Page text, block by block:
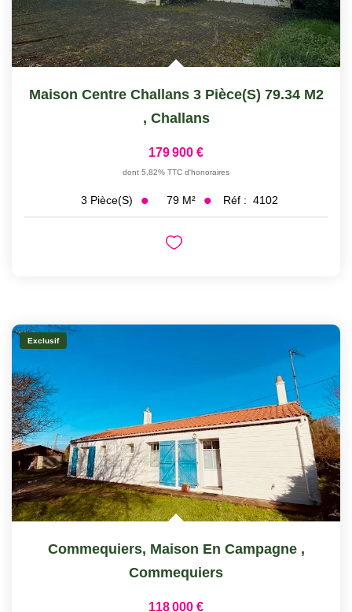
Maison Centre Challans 3 Pièce(s) 79.34 M2
, Challans
179 900 €
dont 5,82% TTC d'honoraires
3 Pièce(s) 79 M² Réf : 4102
Exclusif
Commequiers, Maison En Campagne ,
Commequiers
118 000 €